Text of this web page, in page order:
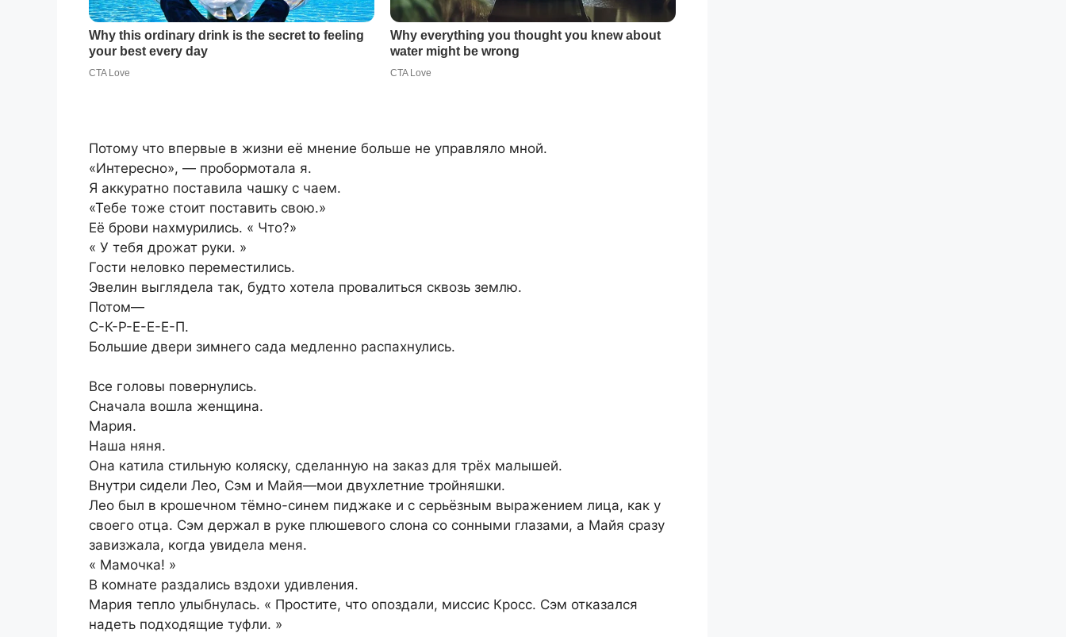
Потому что впервые в жизни её мнение больше не управляло мной.
«Интересно», — пробормотала я.
Я аккуратно поставила чашку с чаем.
«Тебе тоже стоит поставить свою.»
Её брови нахмурились. « Что?»
« У тебя дрожат руки. »
Гости неловко переместились.
Эвелин выглядела так, будто хотела провалиться сквозь землю.
Потом—
С-К-Р-Е-Е-Е-П.
Большие двери зимнего сада медленно распахнулись.
Все головы повернулись.
Сначала вошла женщина.
Мария.
Наша няня.
Она катила стильную коляску, сделанную на заказ для трёх малышей.
Внутри сидели Лео, Сэм и Майя—мои двухлетние тройняшки.
Лео был в крошечном тёмно-синем пиджаке и с серьёзным выражением лица, как у
своего отца. Сэм держал в руке плюшевого слона со сонными глазами, а Майя сразу
завизжала, когда увидела меня.
« Мамочка! »
В комнате раздались вздохи удивления.
Мария тепло улыбнулась. « Простите, что опоздали, миссис Кросс. Сэм отказался
надеть подходящие туфли. »